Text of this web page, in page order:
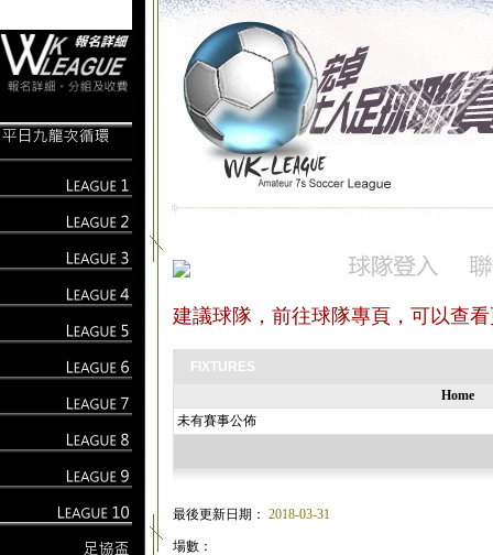
建議球隊，前往球隊專頁，可以查
FIXTURES
Home
未有賽事公佈
最後更新日期： 2018-03-31
場數：